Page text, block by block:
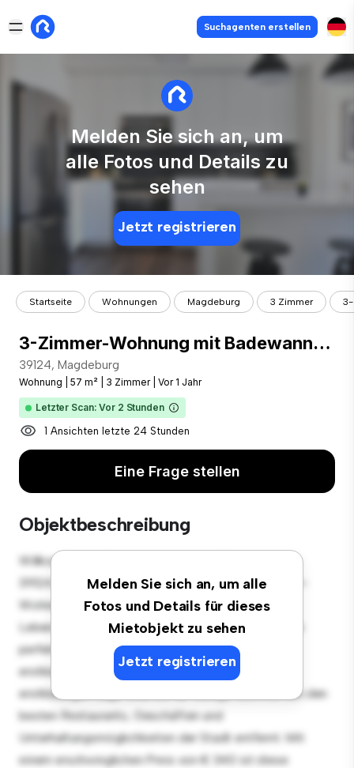
Suchagenten erstellen
Melden Sie sich an, um
alle Fotos und Details zu
sehen
Jetzt registrieren
Startseite Wohnungen Magdeburg 3 Zimmer 3-
3-Zimmer-Wohnung mit Badewanne – Wohnberechtigungsschein erforderlich
39124, Magdeburg
Wohnung 57 m² 3 Zimmer Vor 1 Jahr
Letzter Scan: Vor 2 Stunden
1 Ansichten letzte 24 Stunden
Eine Frage stellen
Objektbeschreibung
Melden Sie sich an, um alle
Fotos und Details für dieses
Mietobjekt zu sehen
Jetzt registrieren
Willkommen in Ihrem neuen urbanen Rückzugsort in
39124, Magdeburg! Diese moderne 3 Schlafzimmer-
Wohnung bietet einen stilvollen und gemütlichen
Lebensraum. Die offene Raumaufteilung eignet sich
perfekt für Gäste, und die elegante Küche ist mit
erstklassigen Geräten ausgestattet. Dank der
erstklassigen Lage sind Sie nur wenige Schritte von den
besten Restaurants, Geschäften und
Unterhaltungsmöglichkeiten der Stadt entfernt. Mit
einem erschwinglichen Preis von € 340 ist diese